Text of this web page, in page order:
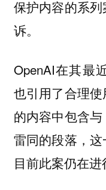
保护内容的系
诉。
OpenAI在其最
也引用了合理
的内容中包含
雷同的段落，这
目前此案仍在进